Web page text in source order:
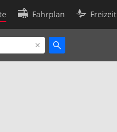
Fahrplan Freizeit
Cookie-Richtlinie
Cookie-Einstellungen